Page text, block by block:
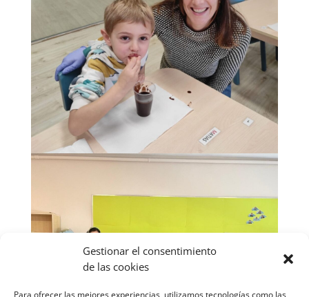
Gestionar el consentimiento
de las cookies
Para ofrecer las mejores experiencias, utilizamos tecnologías como las